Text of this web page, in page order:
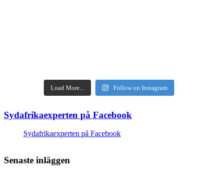
Load More... Follow on Instagram
Sydafrikaexperten på Facebook
Sydafrikaexperten på Facebook
Senaste inläggen